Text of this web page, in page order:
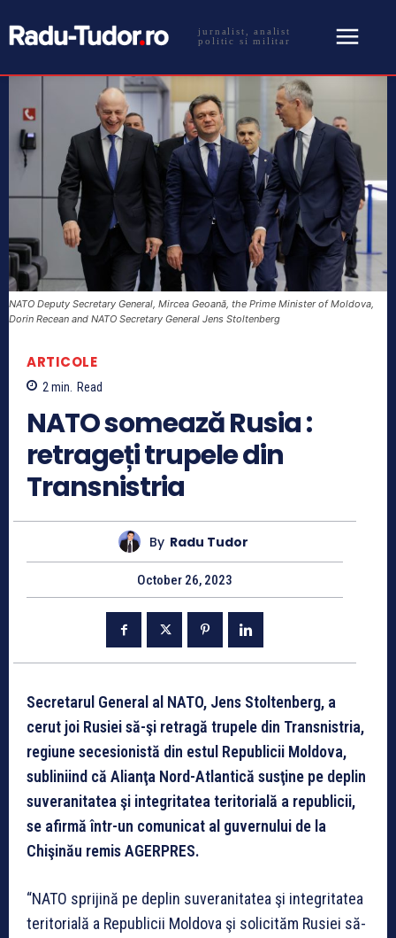
jurnalist, analist
politic si militar
NATO Deputy Secretary General, Mircea Geoană, the Prime Minister of Moldova,
Dorin Recean and NATO Secretary General Jens Stoltenberg
ARTICOLE
2 min. Read
NATO somează Rusia :
retrageți trupele din
Transnistria
By Radu Tudor
October 26, 2023
Secretarul General al NATO, Jens Stoltenberg, a
cerut joi Rusiei să-şi retragă trupele din Transnistria,
regiune secesionistă din estul Republicii Moldova,
subliniind că Alianţa Nord-Atlantică susţine pe deplin
suveranitatea şi integritatea teritorială a republicii,
se afirmă într-un comunicat al guvernului de la
Chişinău remis AGERPRES.
“NATO sprijină pe deplin suveranitatea şi integritatea
teritorială a Republicii Moldova şi solicităm Rusiei să-